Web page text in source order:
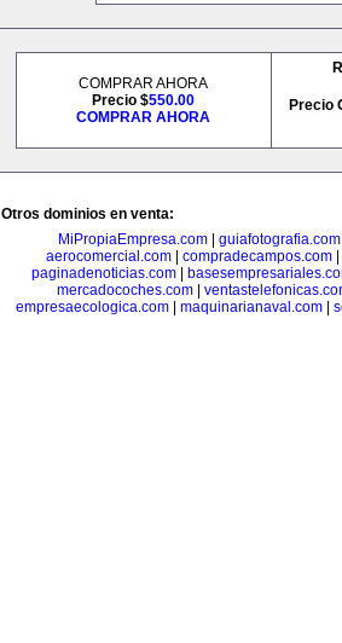
COMPRAR AHORA
Precio $550.00
COMPRAR AHORA
Precio
Otros dominios en venta:
MiPropiaEmpresa.com
guiafotografia.com
aerocomercial.com| compradecampos.com|
paginadenoticias.com|
mercadocoches.com|
empresaecologica.com| maquinarianaval.com|